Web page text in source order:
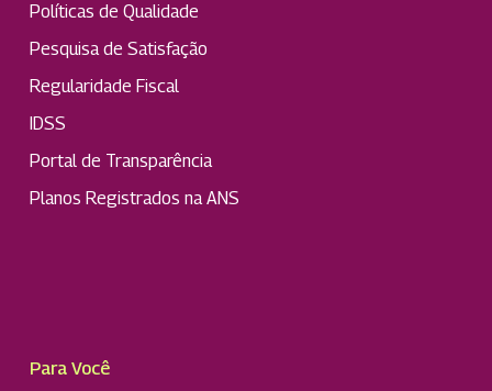
Políticas de Qualidade
Pesquisa de Satisfação
Regularidade Fiscal
IDSS
Portal de Transparência
Planos Registrados na ANS
Para Você